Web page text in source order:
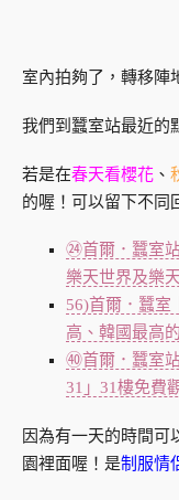
室內拍夠了，轉移陣
我們到蠶室站最近的
若是在春天看櫻花 、
的喔！可以留下不同
㉔首爾．蠶室
樂天世界及樂
56)首爾．蠶室
高、韓國最高
㊵首爾．蠶室
31」31樓免費
因為有一天的時間可
園裡面喔！是制服情